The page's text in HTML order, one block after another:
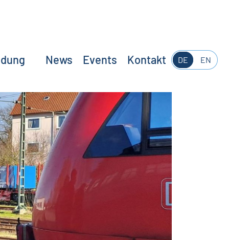
News Events Kontakt DE EN